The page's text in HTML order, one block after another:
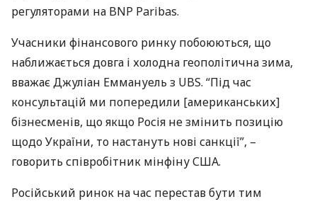
регуляторами на BNP Paribas.
Учасники фінансового ринку побоюються, що
наближається довга і холодна геополітична зима,
вважає Джуліан Еммануель з UBS. “Під час
консультацій ми попередили [американських]
бізнесменів, що якщо Росія не змінить позицію
щодо України, то настануть нові санкції”, –
говорить співробітник мінфінуСША.
Російський ринок на час перестав бути тим